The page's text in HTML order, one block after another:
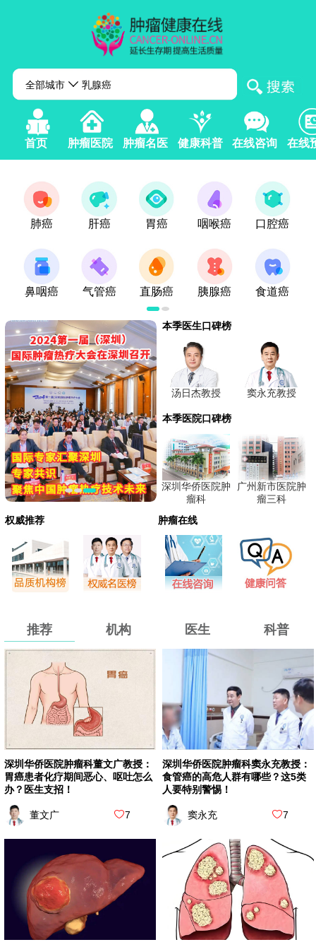
全部城市
首页 肿瘤医院 肿瘤名医 健康科普 在线咨询 在线
肺癌 肝癌 胃癌 咽喉癌 口腔癌
鼻咽癌 气管癌 直肠癌 胰腺癌 食道癌
本季医生口碑榜
汤日杰教授 窦永充教授
本季医院口碑榜
深圳华侨医院肿
瘤科
广州新市医院肿
瘤三科
权威推荐
肿瘤在线
推荐 机构 医生 科普
深圳华侨医院肿瘤科董文广教授：
胃癌患者化疗期间恶心、呕吐怎么
办？医生支招！
董文广 7
深圳华侨医院肿瘤科窦永充教授：
食管癌的高危人群有哪些？这5类
人要特别警惕！
窦永充 7